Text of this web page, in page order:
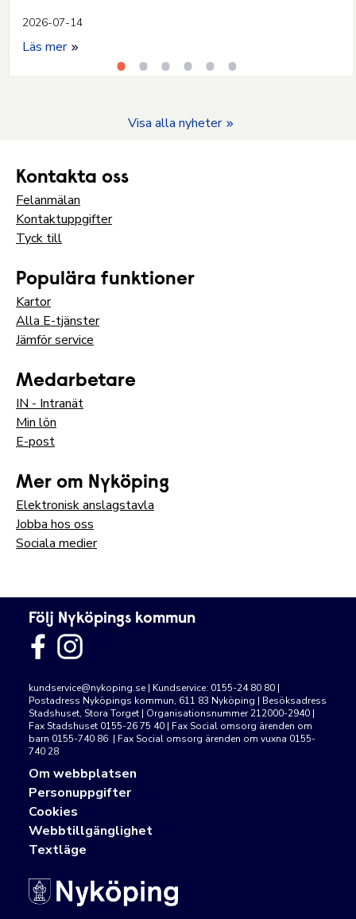
2026-07-14
Läs mer
Visa alla nyheter
Kontakta oss
Felanmälan
Kontaktuppgifter
Tyck till
Populära funktioner
Kartor
Alla E-tjänster
Jämför service
Medarbetare
IN - Intranät
Min lön
E-post
Mer om Nyköping
Elektronisk anslagstavla
Jobba hos oss
Sociala medier
Följ Nyköpings kommun
kundservice@nykoping.se | Kundservice: 0155-24 80 80 |
Postadress Nyköpings kommun, 611 83 Nyköping | Besöksadress
Stadshuset, Stora Torget | Organisationsnummer 212000-2940 |
Fax Stadshuset 0155-26 75 40 | Fax Social omsorg ärenden om
barn 0155-740 86 | Fax Social omsorg ärenden om vuxna 0155-
740 28
Om webbplatsen
Personuppgifter
Cookies
Webbtillgänglighet
Textläge